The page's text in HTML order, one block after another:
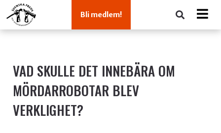
Bli medlem!
VAD SKULLE DET INNEBÄRA OM
MÖRDARROBOTAR BLEV
VERKLIGHET?